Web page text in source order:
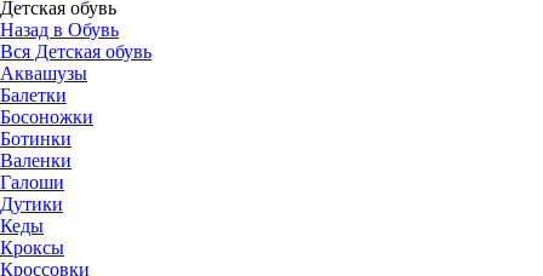
Детская обувь
Назад в Обувь
Вся Детская обувь
Аквашузы
Балетки
Босоножки
Ботинки
Валенки
Галоши
Дутики
Кеды
Кроксы
Кроссовки